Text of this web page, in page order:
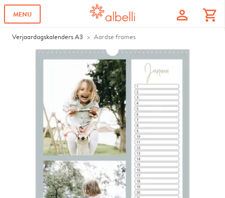
MENU profile shopping_cart
Verjaardagskalenders A3 Aardse frames